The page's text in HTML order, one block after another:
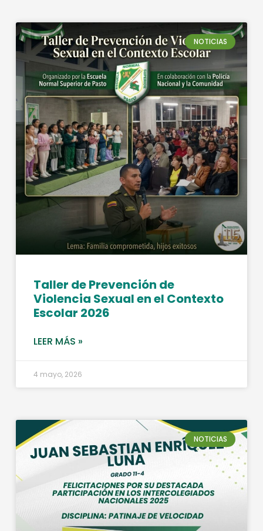
NOTICIAS
Taller de Prevención de
Violencia Sexual en el Contexto
Escolar 2026
LEER MÁS »
4 mayo, 2026
NOTICIAS